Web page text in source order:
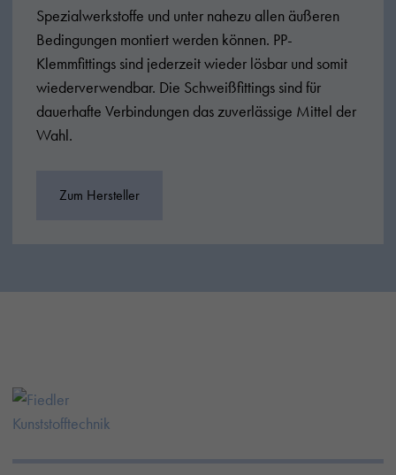
Spezialwerkstoffe und unter nahezu allen äußeren
Bedingungen montiert werden können. PP-
Klemmfittings sind jederzeit wieder lösbar und somit
wiederverwendbar. Die Schweißfittings sind für
dauerhafte Verbindungen das zuverlässige Mittel der
Wahl.
Zum Hersteller